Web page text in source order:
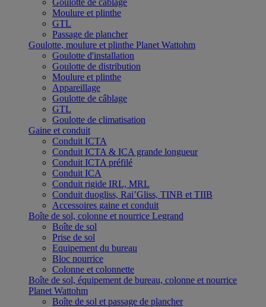
Goulotte de câblage
Moulure et plinthe
GTL
Passage de plancher
Goulotte, moulure et plinthe Planet Wattohm
Goulotte d'installation
Goulotte de distribution
Moulure et plinthe
Appareillage
Goulotte de câblage
GTL
Goulotte de climatisation
Gaine et conduit
Conduit ICTA
Conduit ICTA & ICA grande longueur
Conduit ICTA préfilé
Conduit ICA
Conduit rigide IRL, MRL
Conduit duogliss, Rai’Gliss, TINB et TIIB
Accessoires gaine et conduit
Boîte de sol, colonne et nourrice Legrand
Boîte de sol
Prise de sol
Equipement du bureau
Bloc nourrice
Colonne et colonnette
Boîte de sol, équipement de bureau, colonne et nourrice
Planet Wattohm
Boîte de sol et passage de plancher